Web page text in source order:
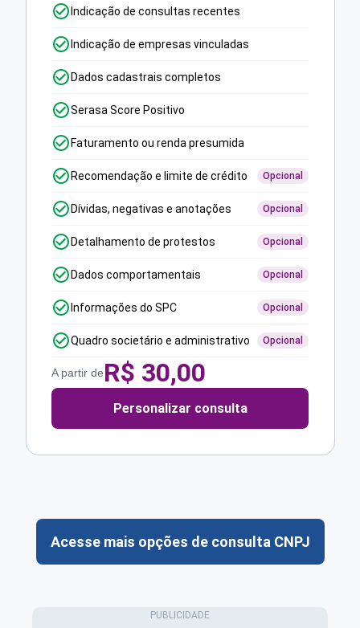
Indicação de consultas recentes
Indicação de empresas vinculadas
Dados cadastrais completos
Serasa Score Positivo
Faturamento ou renda presumida
Recomendação e limite de crédito Opcional
Dívidas, negativas e anotações Opcional
Detalhamento de protestos Opcional
Dados comportamentais Opcional
Informações do SPC Opcional
Quadro societário e administrativo Opcional
A partir deR$ 30,00
Personalizar consulta
Acesse mais opções de consulta CNPJ